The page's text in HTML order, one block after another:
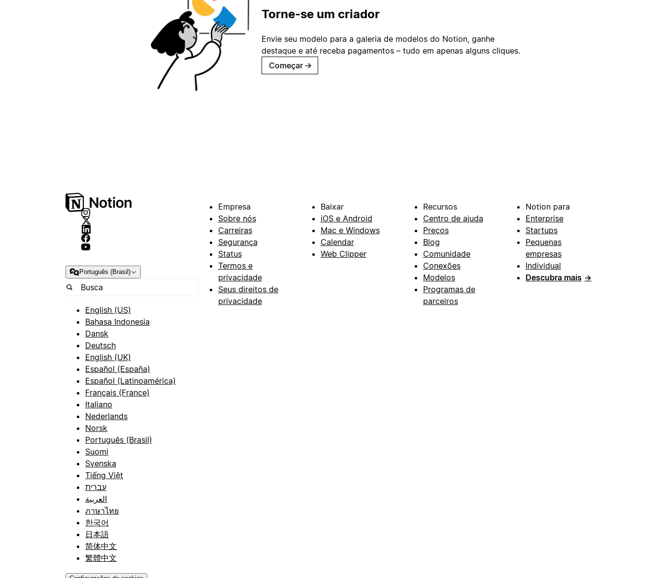
Torne-se um criador
Envie seu modelo para a galeria de modelos do Notion, ganhe
destaque e até receba pagamentos – tudo em apenas alguns cliques.
Começar →
Português (Brasil)
English (US)
Bahasa Indonesia
Dansk
Deutsch
English (UK)
Español (España)
Español (Latinoamérica)
Français (France)
Italiano
Nederlands
Norsk
Português (Brasil)
Suomi
Svenska
Tiếng Việt
עברית
العربية
ภาษาไทย
한국어
日本語
简体中文
繁體中文
Empresa
Sobre nós
Carreiras
Segurança
Status
Termos e
privacidade
Seus direitos de
privacidade
Baixar
iOS e Android
Mac e Windows
Calendar
Web Clipper
Recursos
Centro de ajuda
Preços
Blog
Comunidade
Conexões
Modelos
Programas de
parceiros
Notion para
Enterprise
Startups
Pequenas
empresas
Individual
Descubra mais →